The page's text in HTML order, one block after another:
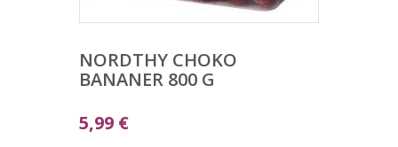
NORDTHY CHOKO
BANANER 800 G
5,99 €